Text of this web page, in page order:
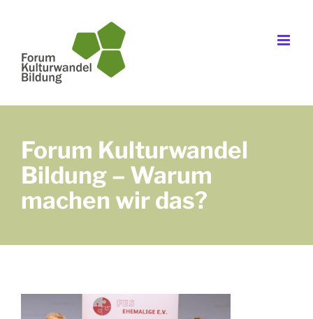
springen
Forum Kulturwandel
Bildung – Warum
machen wir das?